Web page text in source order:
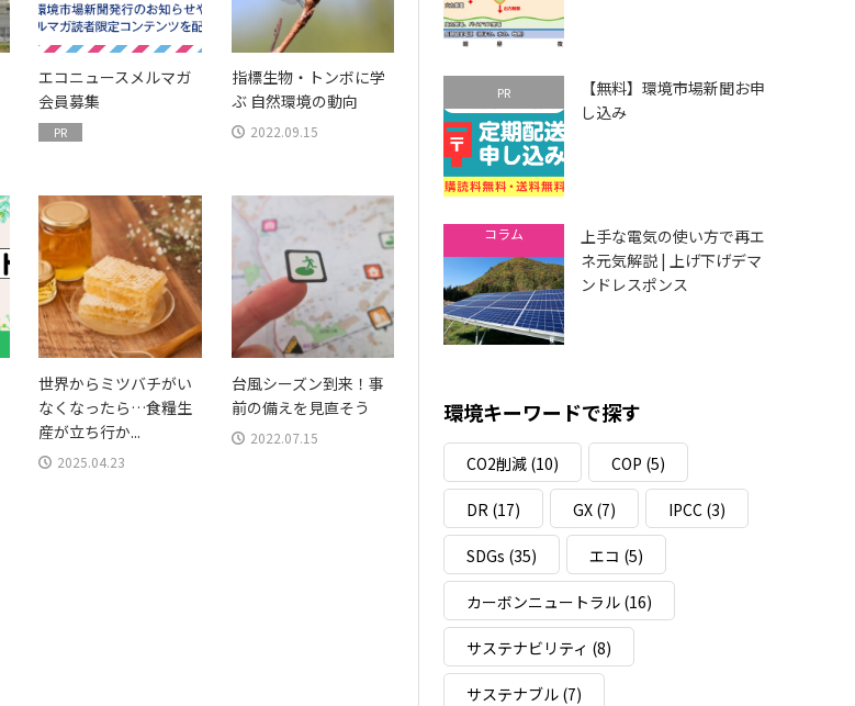
エコニュースメルマガ
会員募集
PR
指標生物・トンボに学
ぶ 自然環境の動向
2022.09.15
世界からミツバチがい
なくなったら…食糧生
産が立ち行か...
2025.04.23
台風シーズン到来！事
前の備えを見直そう
2022.07.15
PR
【無料】環境市場新聞お申
し込み
コラム
上手な電気の使い方で再エ
ネ元気解説 | 上げ下げデマ
ンドレスポンス
環境キーワードで探す
CO2削減 (10) COP (5)
DR (17) GX (7) IPCC (3)
SDGs (35) エコ (5)
カーボンニュートラル (16)
サステナビリティ (8)
サステナブル (7)